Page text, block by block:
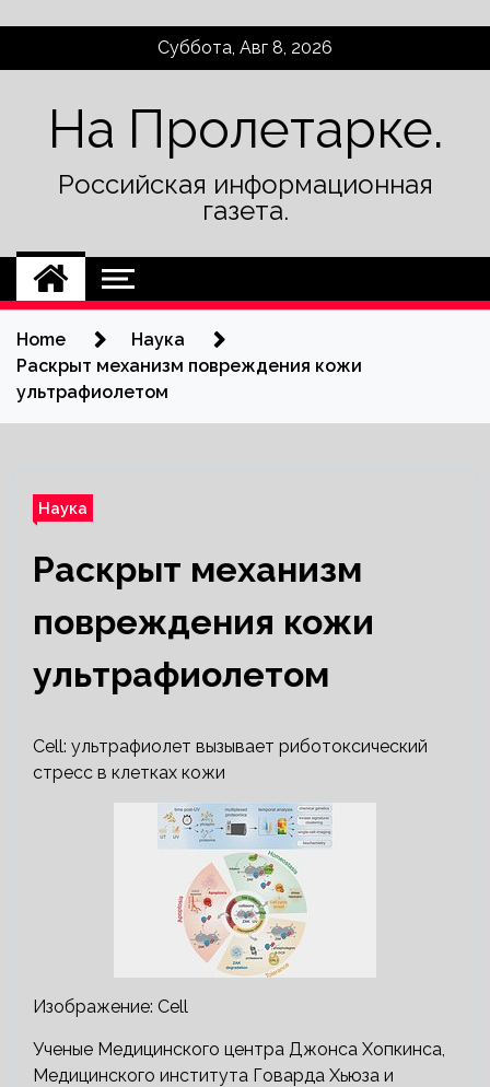
Суббота, Авг 8, 2026
На Пролетарке.
Российская информационная
газета.
Home
Наука
Раскрыт механизм повреждения кожи
ультрафиолетом
Наука
Раскрыт механизм
повреждения кожи
ультрафиолетом
Cell: ультрафиолет вызывает риботоксический
стресс в клетках кожи
Изображение: Cell
Ученые Медицинского центра Джонса Хопкинса,
Медицинского института Говарда Хьюза и